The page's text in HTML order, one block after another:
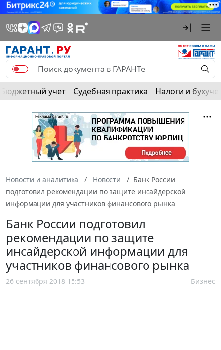
Бюджетный учет Судебная практика Налоги и
Новости и аналитика Новости
Банк России
подготовил рекомендации по защите инсайдерской
информации для участников финансового рынка
Банк России подготовил
рекомендации по защите
инсайдерской информации для
участников финансового рынка
26 сентября 2018 15:53 Бизнес